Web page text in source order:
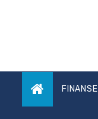
FINANSE